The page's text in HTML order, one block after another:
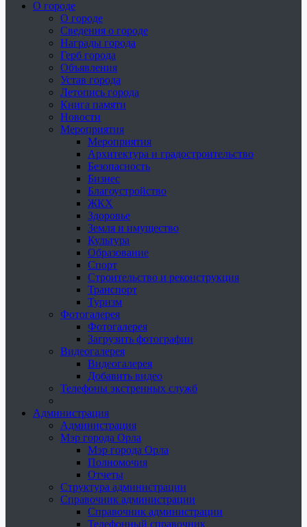
О городе
О городе
Сведения о городе
Награды города
Герб города
Объявления
Устав города
Летопись города
Книга памяти
Новости
Мероприятия
Мероприятия
Архитектура и градостроительство
Безопасность
Бизнес
Благоустройство
ЖКХ
Здоровье
Земля и имущество
Культура
Образование
Спорт
Строительство и реконструкция
Транспорт
Туризм
Фотогалерея
Фотогалерея
Загрузить фотографии
Видеогалерея
Видеогалерея
Добавить видео
Телефоны экстренных служб
Администрация
Администрация
Мэр города Орла
Мэр города Орла
Полномочия
Отчеты
Структура администрации
Справочник администрации
Справочник администрации
Телефонный справочник